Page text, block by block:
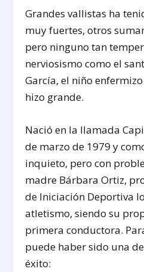
Grandes vallistas ha
muy fuertes, otros
pero ninguno tan
nerviosismo como el
García, el niño
hizo grande.
Nació en la llamada
de marzo de 1979 y
inquieto, pero con
madre Bárbara Ortiz,
de Iniciación Deportiva
atletismo, siendo su
primera conductora.
puede haber sido una
éxito: